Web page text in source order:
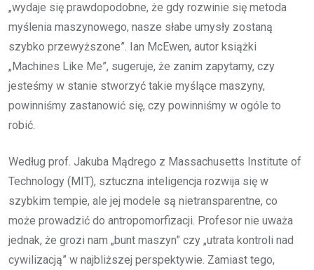
„wydaje się prawdopodobne, że gdy rozwinie się metoda
myślenia maszynowego, nasze słabe umysły zostaną
szybko przewyższone”. Ian McEwen, autor książki
„Machines Like Me”, sugeruje, że zanim zapytamy, czy
jesteśmy w stanie stworzyć takie myślące maszyny,
powinniśmy zastanowić się, czy powinniśmy w ogóle to
robić.
Według prof. Jakuba Mądrego z Massachusetts Institute of
Technology (MIT), sztuczna inteligencja rozwija się w
szybkim tempie, ale jej modele są nietransparentne, co
może prowadzić do antropomorfizacji. Profesor nie uważa
jednak, że grozi nam „bunt maszyn” czy „utrata kontroli nad
cywilizacją” w najbliższej perspektywie. Zamiast tego,